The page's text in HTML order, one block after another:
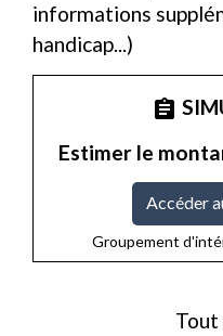
informations
handicap...)
assignment
Estimer le
Accéder
Groupement